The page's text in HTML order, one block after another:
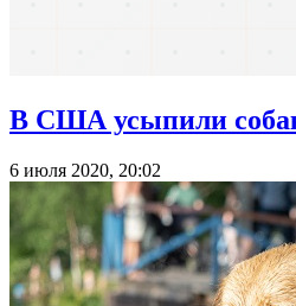
В США усыпили
6 июля 2020, 20:02